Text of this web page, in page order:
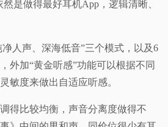
是做得最好耳机App，逻辑清晰、
净人声、深海低音”三个模式，以及6
外加“黄金听感”功能可以根据不同
敏度来做出自适应听感。
得比较均衡，声音分离度做得不